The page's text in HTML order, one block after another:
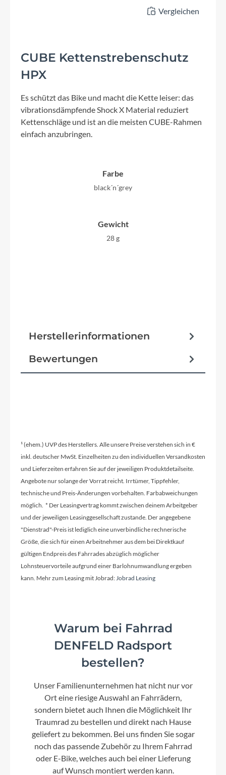
Vergleichen
CUBE Kettenstrebenschutz
HPX
Es schützt das Bike und macht die Kette leiser: das
vibrationsdämpfende Shock X Material reduziert
Kettenschläge und ist an die meisten CUBE-Rahmen
einfach anzubringen.
Farbe
black´n´grey
Gewicht
28 g
Herstellerinformationen
Bewertungen
¹ (ehem.) UVP des Herstellers. Alle unsere Preise verstehen sich in €
inkl. deutscher MwSt. Einzelheiten zu den individuellen Versandkosten
und Lieferzeiten erfahren Sie auf der jeweiligen Produktdetailseite.
Angebote nur solange der Vorrat reicht. Irrtümer, Tippfehler,
technische und Preis-Änderungen vorbehalten. Farbabweichungen
möglich. * Der Leasingvertrag kommt zwischen deinem Arbeitgeber
und der jeweiligen Leasinggesellschaft zustande. Der angegebene
"Dienstrad"-Preis ist lediglich eine unverbindliche rechnerische
Größe, die sich für einen Arbeitnehmer aus dem bei Direktkauf
gültigen Endpreis des Fahrrades abzüglich möglicher
Lohnsteuervorteile aufgrund einer Barlohnumwandlung ergeben
kann. Mehr zum Leasing mit Jobrad:Jobrad Leasing
Warum bei Fahrrad
DENFELD Radsport
bestellen?
Unser Familienunternehmen hat nicht nur vor
Ort eine riesige Auswahl an Fahrrädern,
sondern bietet auch Ihnen die Möglichkeit Ihr
Traumrad zu bestellen und direkt nach Hause
geliefert zu bekommen. Bei uns finden Sie sogar
noch das passende Zubehör zu Ihrem Fahrrad
oder E-Bike, welches auch bei einer Lieferung
auf Wunsch montiert werden kann.